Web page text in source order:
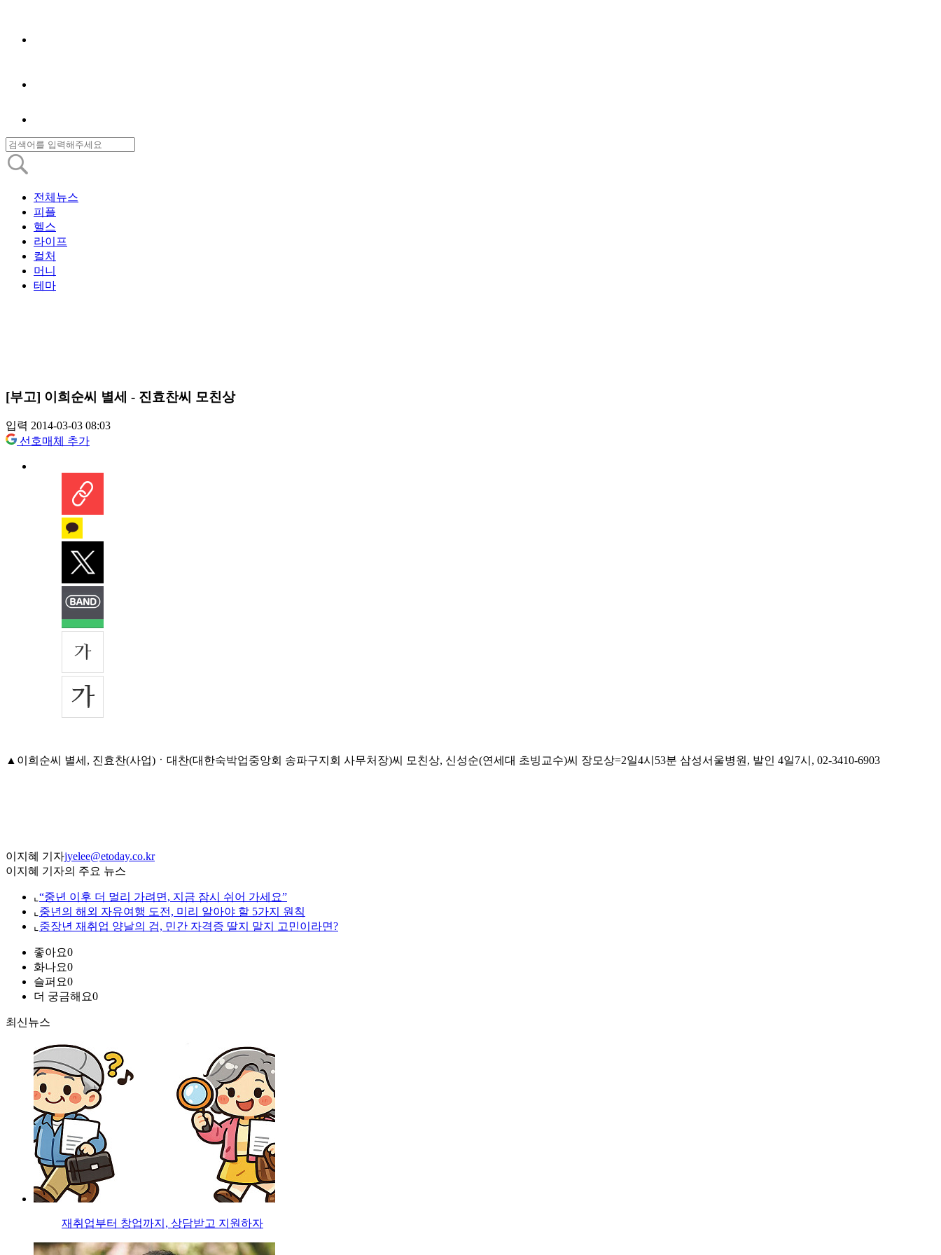
전체뉴스
피플
헬스
라이프
컬처
머니
테마
[부고] 이희순씨 별세 - 진효찬씨 모친상
입력 2014-03-03 08:03
선호매체 추가
▲이희순씨 별세, 진효찬(사업)ㆍ대찬(대한숙박업중앙회 송파구지회 사무처장)씨 모친상, 신성순(연세대 초빙교수)씨 장모상=2일4시53분 삼성서울병원, 발인 4일7시, 02-3410-6903
이지혜 기자jyelee@etoday.co.kr
이지혜 기자의 주요 뉴스
⌞ “중년 이후 더 멀리 가려면, 지금 잠시 쉬어 가세요”
⌞ 중년의 해외 자유여행 도전, 미리 알아야 할 5가지 원칙
⌞ 중장년 재취업 양날의 검, 민간 자격증 딸지 말지 고민이라면?
좋아요0
화나요0
슬퍼요0
더 궁금해요0
최신뉴스
재취업부터 창업까지, 상담받고 지원하자